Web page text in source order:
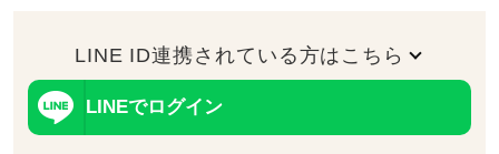
LINE ID連携されている方はこちら
LINEでログイン